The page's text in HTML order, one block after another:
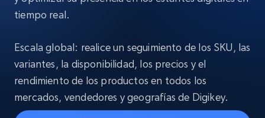
tiempo real.
Escala global: realice un seguimiento de los SKU, las
variantes, la disponibilidad, los precios y el
rendimiento de los productos en todos los
mercados, vendedores y geografías de Digikey.